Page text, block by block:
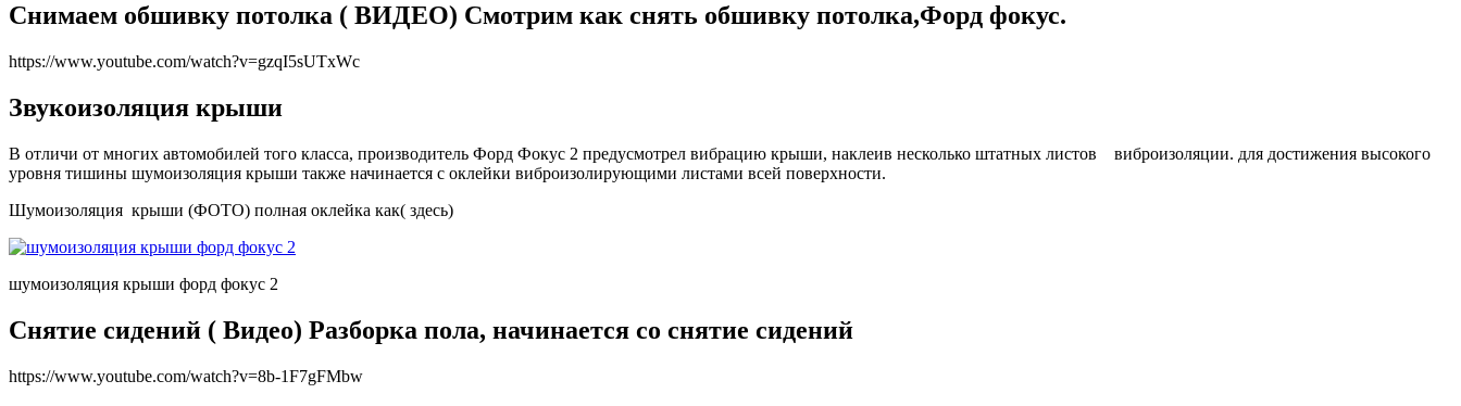
Снимаем обшивку потолка ( ВИДЕО) Смотрим как снять обшивку потолка,Форд фокус.
https://www.youtube.com/watch?v=gzqI5sUTxWc
Звукоизоляция крыши
В отличи от многих автомобилей того класса, производитель Форд Фокус 2 предусмотрел вибрацию крыши, наклеив несколько штатных листов виброизоляции. для достижения высокого
уровня тишины шумоизоляция крыши также начинается с оклейки виброизолирующими листами всей поверхности.
Шумоизоляция крыши (ФОТО) полная оклейка как( здесь)
шумоизоляция крыши форд фокус 2
Снятие сидений ( Видео) Разборка пола, начинается со снятие сидений
https://www.youtube.com/watch?v=8b-1F7gFMbw